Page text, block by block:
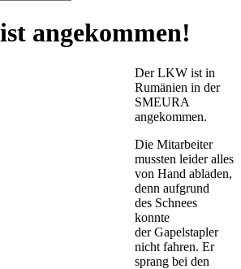
angekommen!
Der LKW ist in
Rumänien in der
SMEURA
angekommen.
Die Mitarbeiter
mussten leider alles
von Hand abladen,
denn aufgrund
des Schnees
konnte
der Gapelstapler
nicht fahren. Er
sprang bei den